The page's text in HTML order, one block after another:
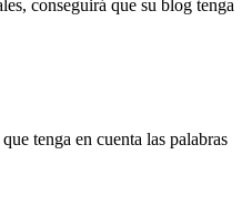
conseguirá que su blog tenga
tenga en cuenta las palabras